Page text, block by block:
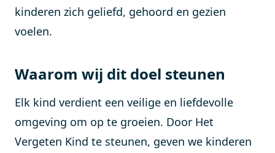
kinderen zich geliefd, gehoord en gezien
voelen.
Waarom wij dit doel steunen
Elk kind verdient een veilige en liefdevolle
omgeving om op te groeien. Door Het
Vergeten Kind te steunen, geven we kinderen